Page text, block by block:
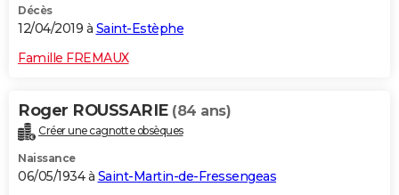
Décès
12/04/2019 à Saint-Estèphe
Famille FREMAUX
Roger ROUSSARIE (84 ans)
Créer une cagnotte obsèques
Naissance
06/05/1934 à Saint-Martin-de-Fressengeas